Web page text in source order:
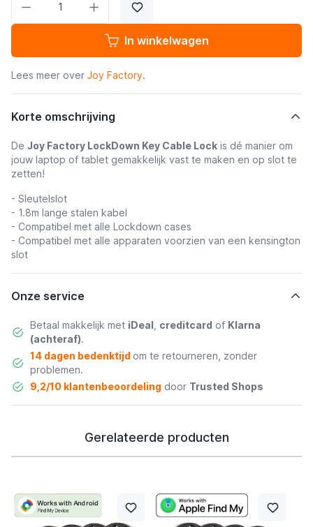
In winkelwagen
Lees meer over Joy Factory.
Korte omschrijving
De Joy Factory LockDown Key Cable Lock is dé manier om
jouw laptop of tablet gemakkelijk vast te maken en op slot te
zetten!
- Sleutelslot
- 1.8m lange stalen kabel
- Compatibel met alle Lockdown cases
- Compatibel met alle apparaten voorzien van een kensington
slot
Onze service
Betaal makkelijk met iDeal creditcard of Klarna
(achteraf).
14 dagen bedenktijd om te retourneren, zonder
problemen.
9,2/10 klantenbeoordelingdoor Trusted Shops
Gerelateerde producten